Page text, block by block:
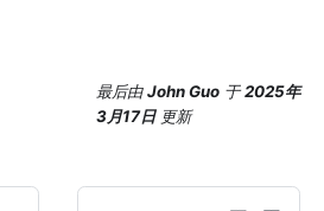
最后由John Guo 于2025年
3月17日 更新